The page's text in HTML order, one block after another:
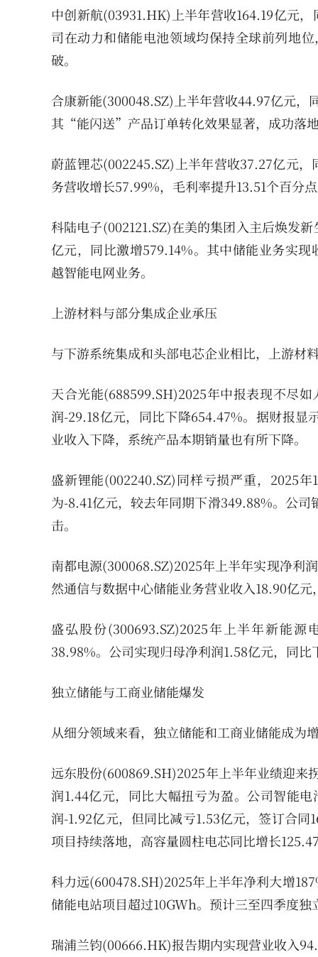
中创新航(03931.HK)上半年营收164.19亿元
司在动力和储能电池领域均保持全球前列地
破。
合康新能(300048.SZ)上半年营收44.97亿元，
其“能闪送”产品订单转化效果显著，成功落
蔚蓝锂芯(002245.SZ)上半年营收37.27亿元
务营收增长57.99%，毛利率提升13.51个百分
科陆电子(002121.SZ)在美的集团入主后焕发
亿元，同比激增579.14%。其中储能业务实
越智能电网业务。
上游材料与部分集成企业承压
与下游系统集成和头部电芯企业相比，上游材
天合光能(688599.SH)2025年中报表现不尽
润-29.18亿元，同比下降654.47%。据财报显
业收入下降，系统产品本期销量也有所下降。
盛新锂能(002240.SZ)同样亏损严重，2025
为-8.41亿元，较去年同期下滑349.88%。公
击。
南都电源(300068.SZ)2025年上半年实现净利
然通信与数据中心储能业务营业收入18.90亿
盛弘股份(300693.SZ)2025年上半年新能
38.98%。公司实现归母净利润1.58亿元，同比
独立储能与工商业储能爆发
从细分领域来看，独立储能和工商业储能成为
远东股份(600869.SH)2025年上半年业绩迎来
润1.44亿元，同比大幅扭亏为盈。公司智能
润-1.92亿元，但同比减亏1.53亿元，签订合
项目持续落地，高容量圆柱电芯同比增长
科力远(600478.SH)2025年上半年净利大增
储能电站项目超过10GWh。预计三至四季度
瑞浦兰钧(00666.HK)报告期内实现营业收入